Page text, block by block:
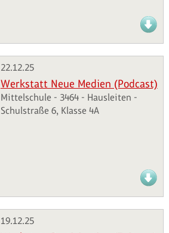
22.12.25
Werkstatt Neue Medien (Podcast)
Mittelschule - 3464 - Hausleiten -
Schulstraße 6, Klasse 4A
19.12.25